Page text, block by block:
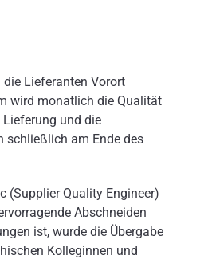
Lieferanten Vorort
wird monatlich die Qualität
und die
schließlich am Ende des
(Supplier Quality Engineer)
Abschneiden
ist, wurde die Übergabe
Kolleginnen und